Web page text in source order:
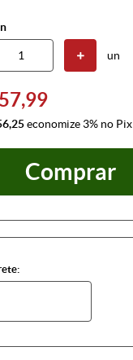
un
economize 3% no Pix
Comprar